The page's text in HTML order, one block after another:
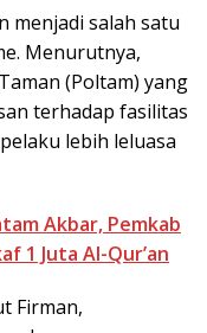
menjadi salah satu
Menurutnya,
(Poltam) yang
terhadap fasilitas
lebih leluasa
Akbar, Pemkab
1 Juta Al-Qur’an
Firman,